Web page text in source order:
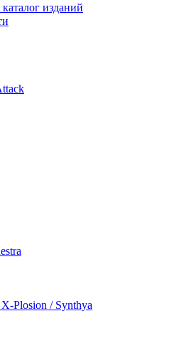
изданий
Plosion / Synthya